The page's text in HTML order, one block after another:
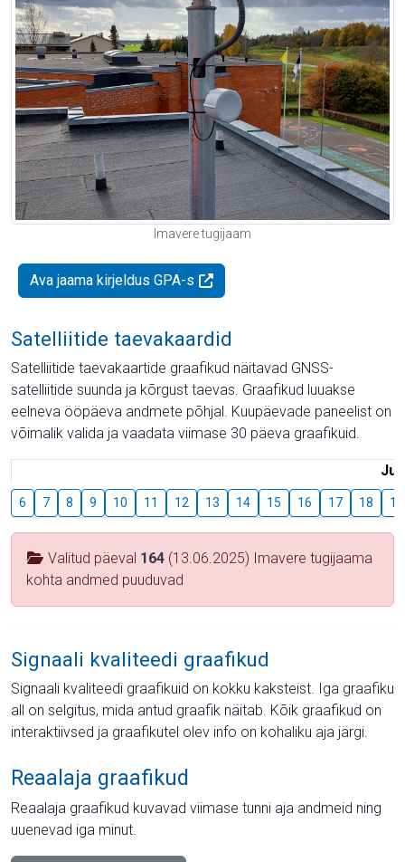
Imavere tugijaam
Ava jaama kirjeldus GPA-s
Satelliitide taevakaardid
Satelliitide taevakaartide graafikud näitavad GNSS-
satelliitide suunda ja kõrgust taevas. Graafikud luuakse
eelneva ööpäeva andmete põhjal. Kuupäevade paneelist on
võimalik valida ja vaadata viimase 30 päeva graafikuid.
6 7 8 9 10 11 12 13 14 15 16 17 18 19
Valitud päeval 164 (13.06.2025) Imavere tugijaama
kohta andmed puuduvad
Signaali kvaliteedi graafikud
Signaali kvaliteedi graafikuid on kokku kaksteist. Iga graafiku
all on selgitus, mida antud graafik näitab. Kõik graafikud on
interaktiivsed ja graafikutel olev info on kohaliku aja järgi.
Reaalaja graafikud
Reaalaja graafikud kuvavad viimase tunni aja andmeid ning
uuenevad iga minut.